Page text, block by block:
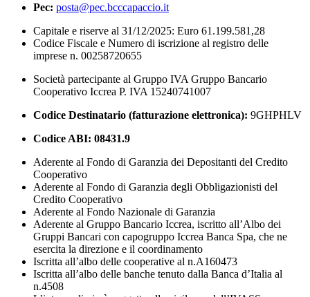
Pec: posta@pec.bcccapaccio.it
Capitale e riserve al 31/12/2025: Euro 61.199.581,28
Codice Fiscale e Numero di iscrizione al registro delle
imprese n. 00258720655
Società partecipante al Gruppo IVA Gruppo Bancario
Cooperativo Iccrea P. IVA 15240741007
Codice Destinatario (fatturazione elettronica): 9GHPHLV
Codice ABI: 08431.9
Aderente al Fondo di Garanzia dei Depositanti del Credito
Cooperativo
Aderente al Fondo di Garanzia degli Obbligazionisti del
Credito Cooperativo
Aderente al Fondo Nazionale di Garanzia
Aderente al Gruppo Bancario Iccrea, iscritto all’Albo dei
Gruppi Bancari con capogruppo Iccrea Banca Spa, che ne
esercita la direzione e il coordinamento
Iscritta all’albo delle cooperative al n.A160473
Iscritta all’albo delle banche tenuto dalla Banca d’Italia al
n.4508